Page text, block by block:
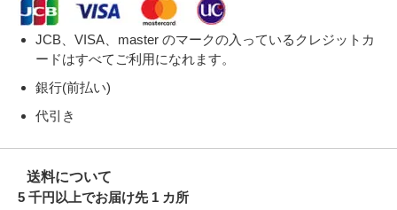
JCB、VISA、master のマークの入っているクレジットカ
ードはすべてご利用になれます。
銀行(前払い)
代引き
送料について
5 千円以上でお届け先 1 カ所